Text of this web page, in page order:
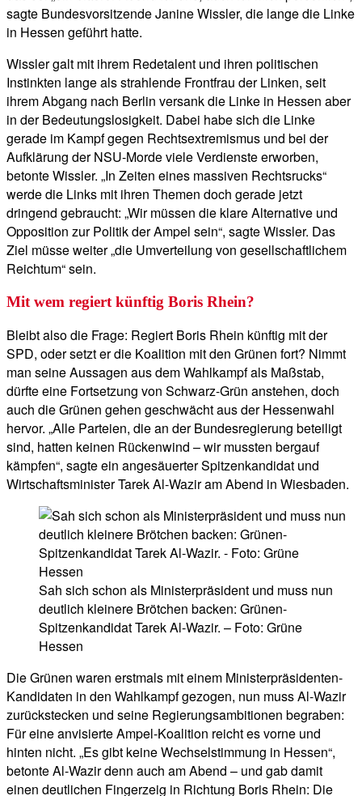
sagte Bundesvorsitzende Janine Wissler, die lange die Linke
in Hessen geführt hatte.
Wissler galt mit ihrem Redetalent und ihren politischen
Instinkten lange als strahlende Frontfrau der Linken, seit
ihrem Abgang nach Berlin versank die Linke in Hessen aber
in der Bedeutungslosigkeit. Dabei habe sich die Linke
gerade im Kampf gegen Rechtsextremismus und bei der
Aufklärung der NSU-Morde viele Verdienste erworben,
betonte Wissler. „In Zeiten eines massiven Rechtsrucks“
werde die Links mit ihren Themen doch gerade jetzt
dringend gebraucht: „Wir müssen die klare Alternative und
Opposition zur Politik der Ampel sein“, sagte Wissler. Das
Ziel müsse weiter „die Umverteilung von gesellschaftlichem
Reichtum“ sein.
Mit wem regiert künftig Boris Rhein?
Bleibt also die Frage: Regiert Boris Rhein künftig mit der
SPD, oder setzt er die Koalition mit den Grünen fort? Nimmt
man seine Aussagen aus dem Wahlkampf als Maßstab,
dürfte eine Fortsetzung von Schwarz-Grün anstehen, doch
auch die Grünen gehen geschwächt aus der Hessenwahl
hervor. „Alle Parteien, die an der Bundesregierung beteiligt
sind, hatten keinen Rückenwind – wir mussten bergauf
kämpfen“, sagte ein angesäuerter Spitzenkandidat und
Wirtschaftsminister Tarek Al-Wazir am Abend in Wiesbaden.
Sah sich schon als Ministerpräsident und muss nun
deutlich kleinere Brötchen backen: Grünen-
Spitzenkandidat Tarek Al-Wazir. – Foto: Grüne
Hessen
Die Grünen waren erstmals mit einem Ministerpräsidenten-
Kandidaten in den Wahlkampf gezogen, nun muss Al-Wazir
zurückstecken und seine Regierungsambitionen begraben:
Für eine anvisierte Ampel-Koalition reicht es vorne und
hinten nicht. „Es gibt keine Wechselstimmung in Hessen“,
betonte Al-Wazir denn auch am Abend – und gab damit
einen deutlichen Fingerzeig in Richtung Boris Rhein: Die